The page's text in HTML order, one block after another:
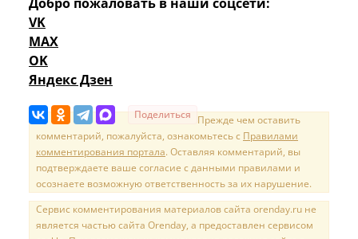
VK
MAX
OK
Яндекс Дзен
Поделиться Прежде чем оставить
комментарий, пожалуйста, ознакомьтесь с Правилами
комментирования портала. Оставляя комментарий, вы
подтверждаете ваше согласие с данными правилами и
осознаете возможную ответственность за их нарушение.
Сервис комментирования материалов сайта orenday.ru не
является частью сайта Orenday, а предоставлен сервисом